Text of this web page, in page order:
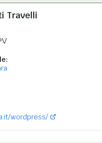
Travelli
wordpress/